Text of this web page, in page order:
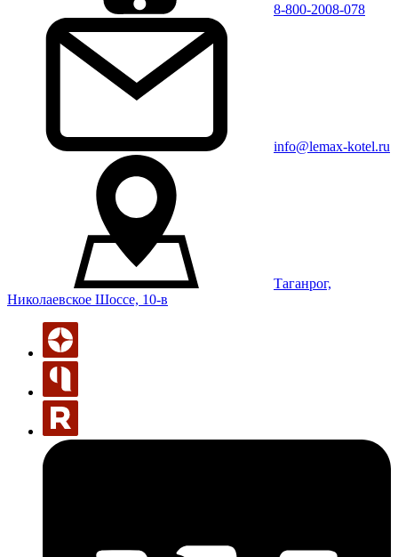
8-800-2008-078
info@lemax-kotel.ru
Таганрог,
Николаевское Шоссе, 10-в